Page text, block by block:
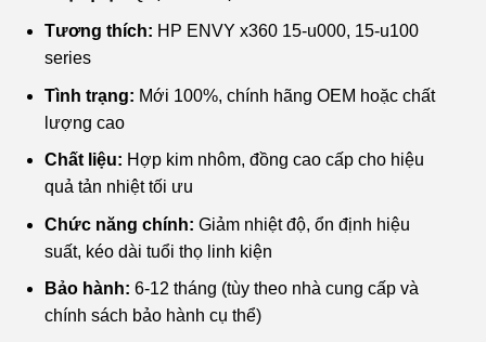
₫450,000.là:
₫250,000.
Tương thích: HP ENVY x360 15-u000, 15-u100
series
Tình trạng: Mới 100%, chính hãng OEM hoặc chất
lượng cao
Chất liệu: Hợp kim nhôm, đồng cao cấp cho hiệu
quả tản nhiệt tối ưu
Chức năng chính: Giảm nhiệt độ, ổn định hiệu
suất, kéo dài tuổi thọ linh kiện
Bảo hành: 6-12 tháng (tùy theo nhà cung cấp và
chính sách bảo hành cụ thể)